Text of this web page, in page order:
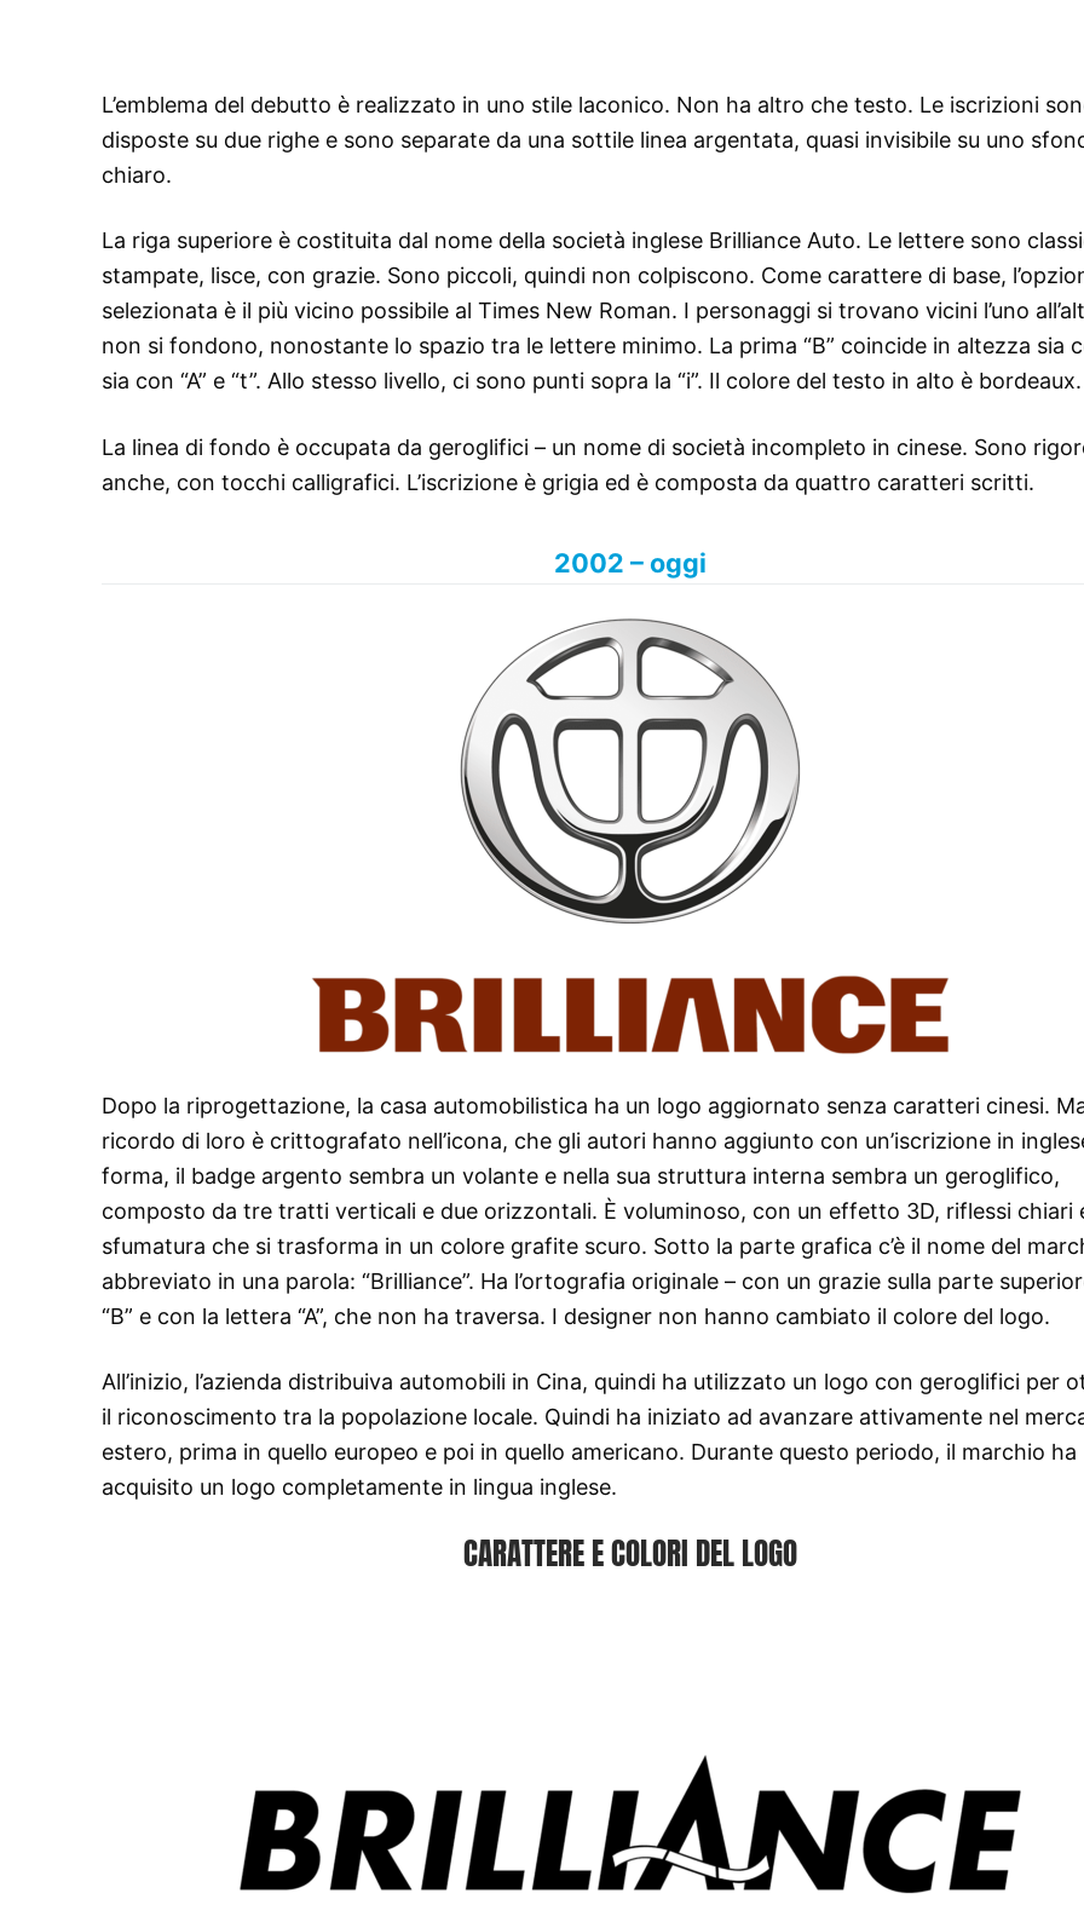
L’emblema del debutto è realizzato in uno stile laconico. Non ha altro che testo. Le iscrizioni
disposte su due righe e sono separate da una sottile linea argentata, quasi invisibile su uno
chiaro.
La riga superiore è costituita dal nome della società inglese Brilliance Auto. Le lettere sono
stampate, lisce, con grazie. Sono piccoli, quindi non colpiscono. Come carattere di base,
selezionata è il più vicino possibile al Times New Roman. I personaggi si trovano vicini l’uno
non si fondono, nonostante lo spazio tra le lettere minimo. La prima “B” coincide in altezza sia
sia con “A” e “t”. Allo stesso livello, ci sono punti sopra la “i”. Il colore del testo in alto è bordeaux.
La linea di fondo è occupata da geroglifici – un nome di società incompleto in cinese. Sono
anche, con tocchi calligrafici. L’iscrizione è grigia ed è composta da quattro caratteri scritti.
2002 – oggi
Dopo la riprogettazione, la casa automobilistica ha un logo aggiornato senza caratteri cinesi.
ricordo di loro è crittografato nell’icona, che gli autori hanno aggiunto con un’iscrizione in
forma, il badge argento sembra un volante e nella sua struttura interna sembra un geroglifico,
composto da tre tratti verticali e due orizzontali. È voluminoso, con un effetto 3D, riflessi chiari
sfumatura che si trasforma in un colore grafite scuro. Sotto la parte grafica c’è il nome del
abbreviato in una parola: “Brilliance”. Ha l’ortografia originale – con un grazie sulla parte
“B” e con la lettera “A”, che non ha traversa. I designer non hanno cambiato il colore del logo.
All’inizio, l’azienda distribuiva automobili in Cina, quindi ha utilizzato un logo con geroglifici per
il riconoscimento tra la popolazione locale. Quindi ha iniziato ad avanzare attivamente nel
estero, prima in quello europeo e poi in quello americano. Durante questo periodo, il marchio ha
acquisito un logo completamente in lingua inglese.
CARATTERE E COLORI DEL LOGO